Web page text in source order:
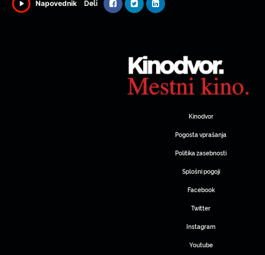
Napovednik Deli
Kinodvor
Pogosta vprašanja
Politika zasebnosti
Splošni pogoji
Facebook
Twitter
Instagram
Youtube